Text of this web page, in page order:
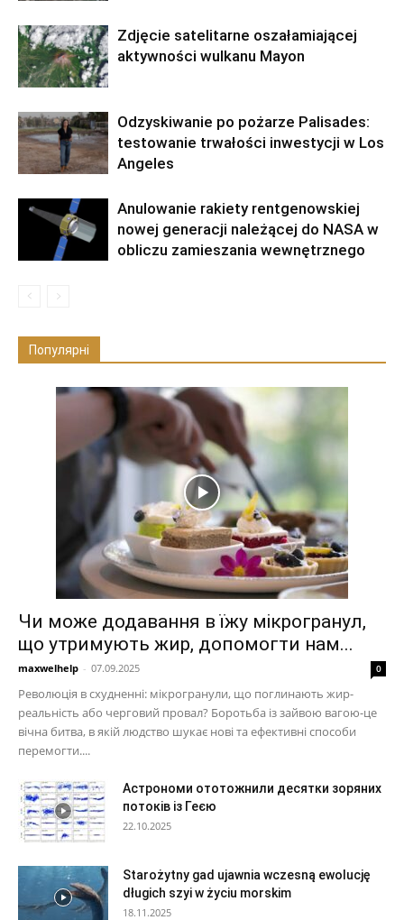
Zdjęcie satelitarne oszałamiającej
aktywności wulkanu Mayon
Odzyskiwanie po pożarze Palisades:
testowanie trwałości inwestycji w Los
Angeles
Anulowanie rakiety rentgenowskiej
nowej generacji należącej do NASA w
obliczu zamieszania wewnętrznego
Популярні
Чи може додавання в їжу мікрогранул,
що утримують жир, допомогти нам...
maxwelhelp - 07.09.2025 0
Революція в схудненні: мікрогранули, що поглинають жир-
реальність або черговий провал? Боротьба із зайвою вагою-це
вічна битва, в якій людство шукає нові та ефективні способи
перемогти....
Астрономи ототожнили десятки зоряних
потоків із Геєю
22.10.2025
Starożytny gad ujawnia wczesną ewolucję
długich szyi w życiu morskim
18.11.2025